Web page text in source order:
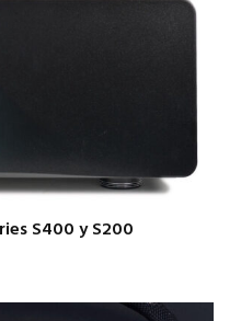
S400 y S200